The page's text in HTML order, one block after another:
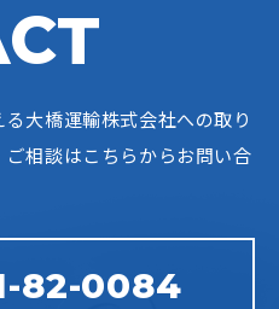
大橋運輸株式会社への取り
相談はこちらからお問い合
82-0084